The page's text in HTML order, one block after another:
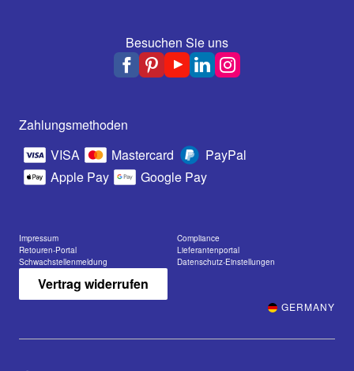
Besuchen Sie uns
Zahlungsmethoden
VISA
Mastercard
PayPal
Apple Pay
Google Pay
Impressum
Compliance
Retouren-Portal
Lieferantenportal
Schwachstellenmeldung
Datenschutz-Einstellungen
Vertrag widerrufen
GERMANY